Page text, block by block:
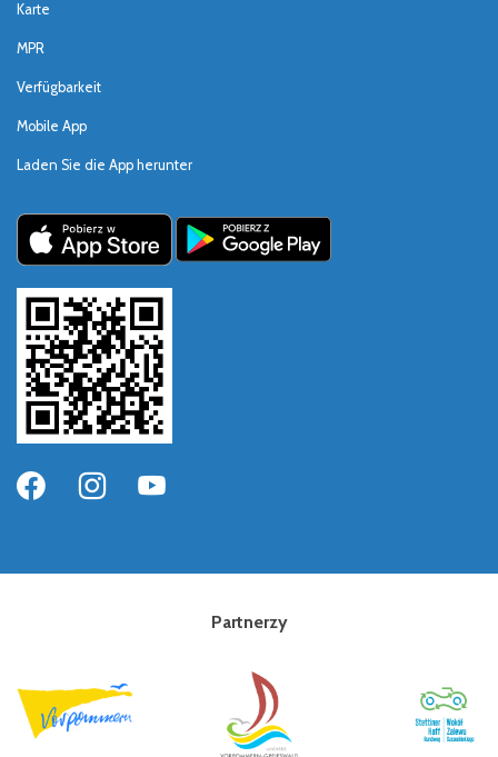
Karte
MPR
Verfügbarkeit
Mobile App
Laden Sie die App herunter
Partnerzy